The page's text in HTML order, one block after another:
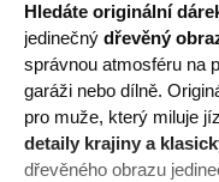
Hledáte originální
jedinečný dřevěný
správnou atmosféru na
garáži nebo dílně.
pro muže, který miluje
detaily krajiny a
dřevěného obrazu